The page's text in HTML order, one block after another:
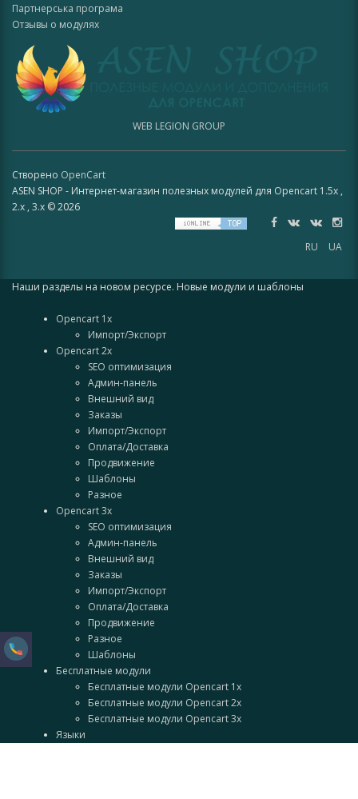
Партнерська програма
Отзывы о модулях
WEB LEGION GROUP
Створено OpenCart
ASEN SHOP - Интернет-магазин полезных модулей для Opencart 1.5x ,
2.x , 3.x © 2026
RU UA
Наши разделы на новом ресурсе. Новые модули и шаблоны
Opencart 1x
Импорт/Экспорт
Opencart 2x
SEO оптимизация
Админ-панель
Внешний вид
Заказы
Импорт/Экспорт
Оплата/Доставка
Продвижение
Шаблоны
Разное
Opencart 3x
SEO оптимизация
Админ-панель
Внешний вид
Заказы
Импорт/Экспорт
Оплата/Доставка
Продвижение
Разное
Шаблоны
Бесплатные модули
Бесплатные модули Opencart 1x
Бесплатные модули Opencart 2x
Бесплатные модули Opencart 3x
Языки